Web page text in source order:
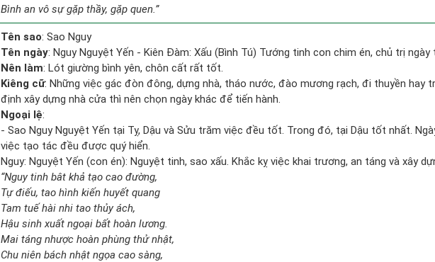
Bình an vô sự gặp thầy, gặp quen.”
Tên sao: Sao Nguy
Tên ngày: Nguy Nguyệt Yến - Kiên Đàm: Xấu (Bình Tú) Tướng tinh con chim én, chủ trị ngày
Nên làm: Lót giường bình yên, chôn cất rất tốt.
Kiêng cữ: Những việc gác đòn đông, dựng nhà, tháo nước, đào mương rạch, đi thuyền hay
định xây dựng nhà cửa thì nên chọn ngày khác để tiến hành.
Ngoại lệ:
- Sao Nguy Nguyệt Yến tại Tỵ, Dậu và Sửu trăm việc đều tốt. Trong đó, tại Dậu tốt nhất.
việc tạo tác đều được quý hiển.
Nguy: Nguyệt Yến (con én): Nguyệt tinh, sao xấu. Khắc kỵ việc khai trương, an táng và xây
“Nguy tinh bât khả tạo cao đường,
Tự điếu, tao hình kiến huyết quang
Tam tuế hài nhi tao thủy ách,
Hậu sinh xuất ngoại bất hoàn lương.
Mai táng nhược hoàn phùng thử nhật,
Chu niên bách nhật ngọa cao sàng,